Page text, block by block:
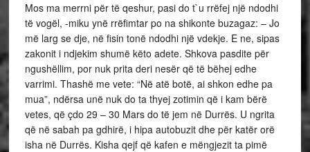
Mos ma merrni për të qeshur, pasi do t`u rrëfej një ndodhi
të vogël, -miku ynë rrëfimtar po na shikonte buzagaz: – Jo
më larg se dje, në fisin tonë ndodhi një vdekje. E ne, sipas
zakonit i ndjekim shumë këto adete. Shkova pasdite për
ngushëllim, por nuk prita deri nesër që të bëhej edhe
varrimi. Thashë me vete: “Në atë botë, ai shkon edhe pa
mua”, ndërsa unë nuk do ta thyej zotimin që i kam bërë
vetes, që çdo 29 – 30 Mars do të jem në Durrës. U ngrita
që në sabah pa gdhirë, i hipa autobuzit dhe për katër orë
isha në Durrës. Kisha qejf që kafen e mëngjezit ta pimë